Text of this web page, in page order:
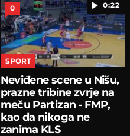
0:22
0
SPORT
Neviđene scene u Nišu,
prazne tribine zvrje na
meču Partizan - FMP,
kao da nikoga ne
zanima KLS